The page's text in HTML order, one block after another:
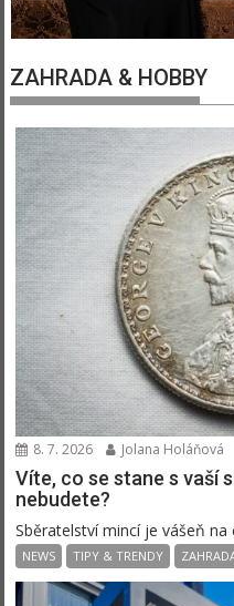
ZAHRADA & HOBBY
8. 7. 2026 Jolana Holáňová
Víte, co se stane s vaší
nebudete?
Sběratelství mincí je vášeň na
NEWS TIPY & TRENDY